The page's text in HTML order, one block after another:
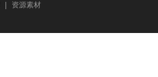
资源素材